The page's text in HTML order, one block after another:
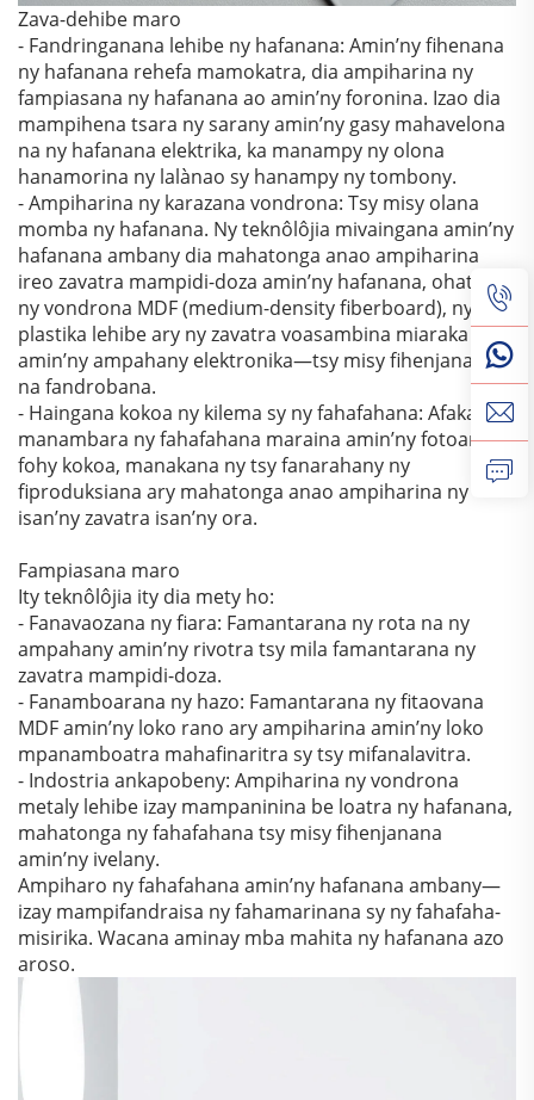
Zava-dehibe maro
- Fandringanana lehibe ny hafanana: Amin’ny fihenana
ny hafanana rehefa mamokatra, dia ampiharina ny
fampiasana ny hafanana ao amin’ny foronina. Izao dia
mampihena tsara ny sarany amin’ny gasy mahavelona
na ny hafanana elektrika, ka manampy ny olona
hanamorina ny lalànao sy hanampy ny tombony.
- Ampiharina ny karazana vondrona: Tsy misy olana
momba ny hafanana. Ny teknôlôjia mivaingana amin’ny
hafanana ambany dia mahatonga anao ampiharina
ireo zavatra mampidi-doza amin’ny hafanana, ohatra
ny vondrona MDF (medium-density fiberboard), ny
plastika lehibe ary ny zavatra voasambina miaraka
amin’ny ampahany elektronika—tsy misy fihenjanana
na fandrobana.
- Haingana kokoa ny kilema sy ny fahafahana: Afaka
manambara ny fahafahana maraina amin’ny fotoana
fohy kokoa, manakana ny tsy fanarahany ny
fiproduksiana ary mahatonga anao ampiharina ny
isan’ny zavatra isan’ny ora.
Fampiasana maro
Ity teknôlôjia ity dia mety ho:
- Fanavaozana ny fiara: Famantarana ny rota na ny
ampahany amin’ny rivotra tsy mila famantarana ny
zavatra mampidi-doza.
- Fanamboarana ny hazo: Famantarana ny fitaovana
MDF amin’ny loko rano ary ampiharina amin’ny loko
mpanamboatra mahafinaritra sy tsy mifanalavitra.
- Indostria ankapobeny: Ampiharina ny vondrona
metaly lehibe izay mampaninina be loatra ny hafanana,
mahatonga ny fahafahana tsy misy fihenjanana
amin’ny ivelany.
Ampiharo ny fahafahana amin’ny hafanana ambany—
izay mampifandraisa ny fahamarinana sy ny fahafaha-
misirika. Wacana aminay mba mahita ny hafanana azo
aroso.